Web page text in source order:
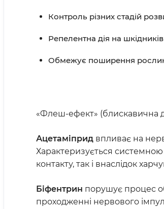
Контроль різних стадій
Репелентна дія на шкідників
Обмежує поширення
«Флеш-ефект» (блискавична
Ацетаміприд впливає на
Характеризується
контакту, так і внаслідок
Біфентрин порушує процес
проходженні нервового